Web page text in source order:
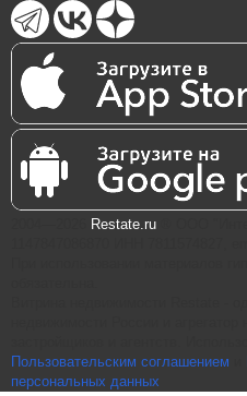
Restate.ru
Пользовательским соглашением
персональных данных